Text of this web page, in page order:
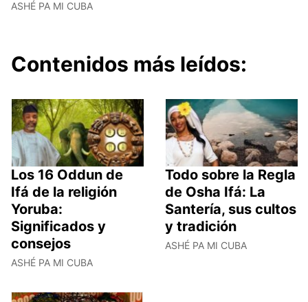
ASHÉ PA MI CUBA
Contenidos más leídos:
Los 16 Oddun de
Ifá de la religión
Yoruba:
Significados y
consejos
ASHÉ PA MI CUBA
Todo sobre la Regla
de Osha Ifá: La
Santería, sus cultos
y tradición
ASHÉ PA MI CUBA